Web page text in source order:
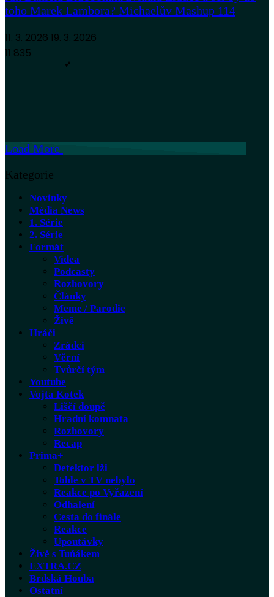
toho Marek Lambora? Michaelův Mashup 114
11. 3. 2026 19. 3. 2026
11 835
Load More
Kategorie
Novinky
Média News
1. Série
2. Série
Formát
Videa
Podcasty
Rozhovory
Články
Meme / Parodie
Živě
Hráči
Zrádci
Věrní
Tvůrčí tým
Youtube
Vojta Kotek
Liščí doupě
Hradní komnata
Rozhovory
Recap
Prima+
Detektor lži
Tohle v TV nebylo
Reakce po Vyřazení
Odhalení
Cesta do finále
Reakce
Upoutávky
Živě s Tuňákem
EXTRA.CZ
Brdská Houba
Ostatní